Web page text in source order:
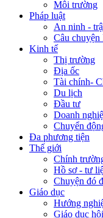
Môi trường
Pháp luật
An ninh -
Câu chuyện
Kinh tế
Thị trường
Địa ốc
Tài chính-
Du lịch
Đầu tư
Doanh
Chuyển
Đa phương tiện
Thế giới
Chính
Hồ sơ - tư
Chuyện đó
Giáo dục
Hướng
Giáo dục